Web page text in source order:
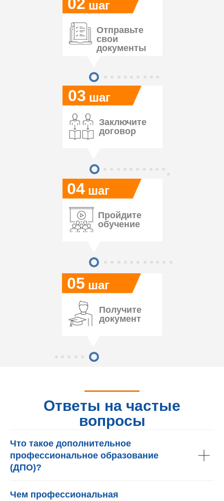
05
04
03
шаг
шаг
шаг
шаг
Отправьте
свои
документы
Заключите
договор
Пройдите
обучение
Получите
документ
Ответы на частые
вопросы
Что такое дополнительное
профессиональное образование
(ДПО)?
Чем профессиональная